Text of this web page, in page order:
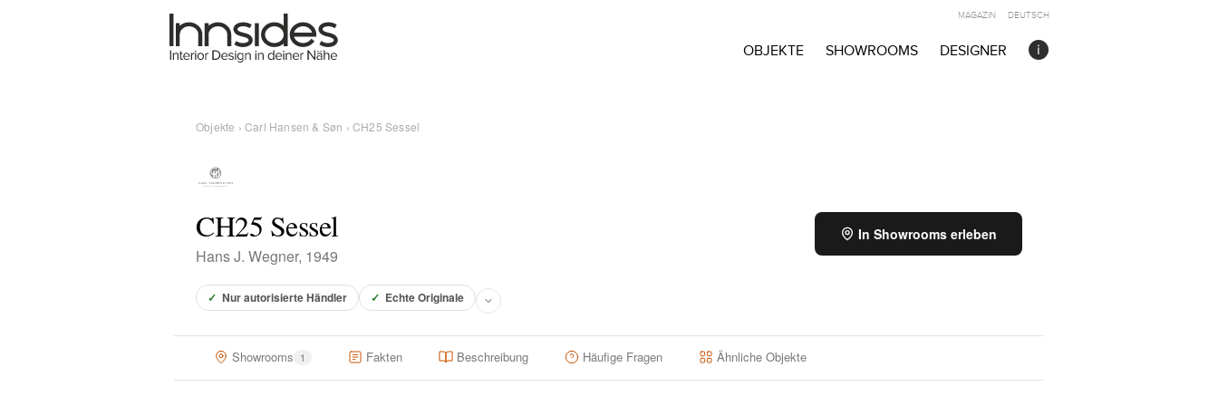
OBJEKTE SHOWROOMS DESIGNER
MAGAZIN DEUTSCH
Objekte ›Carl Hansen & Søn › CH25 Sessel
CH25 Sessel
Hans J. Wegner, 1949
In Showrooms erleben
✓ Nur autorisierte Händler ✓ Echte Originale
Showrooms 1 Fakten Beschreibung Häufige Fragen Ähnliche Objekte